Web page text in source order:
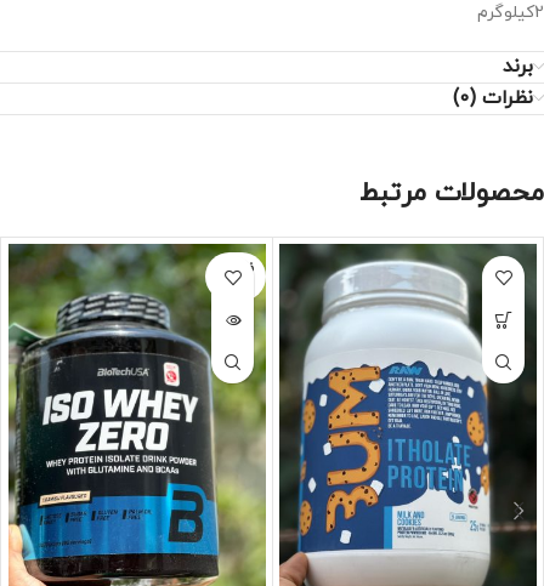
2کیلوگرم
برند
نظرات (0)
محصولات مرتبط
فروخته
شده